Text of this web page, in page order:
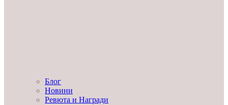
Блог
Новини
Ревюта и Награди